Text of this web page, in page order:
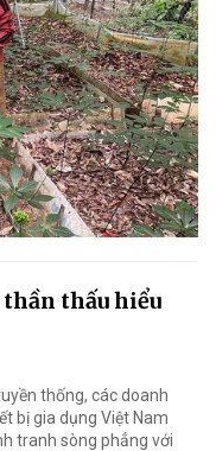
thấu hiểu
thống, các doanh
bị gia dụng Việt Nam
tranh sòng phẳng với